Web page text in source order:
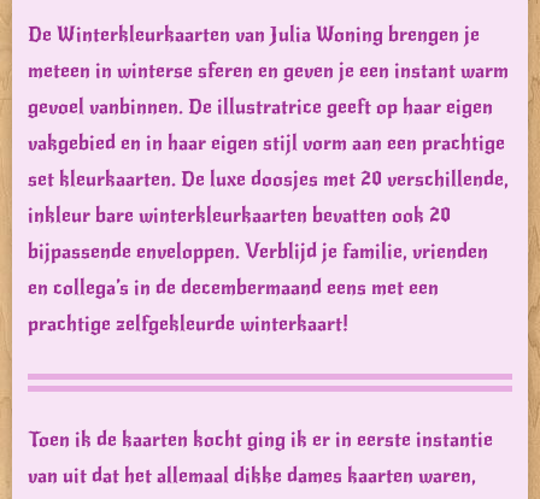
De Winterkleurkaarten van Julia Woning brengen je
meteen in winterse sferen en geven je een instant warm
gevoel vanbinnen. De illustratrice geeft op haar eigen
vakgebied en in haar eigen stijl vorm aan een prachtige
set kleurkaarten. De luxe doosjes met 20 verschillende,
inkleur bare winterkleurkaarten bevatten ook 20
bijpassende enveloppen. Verblijd je familie, vrienden
en collega’s in de decembermaand eens met een
prachtige zelfgekleurde winterkaart!
Toen ik de kaarten kocht ging ik er in eerste instantie
van uit dat het allemaal dikke dames kaarten waren,